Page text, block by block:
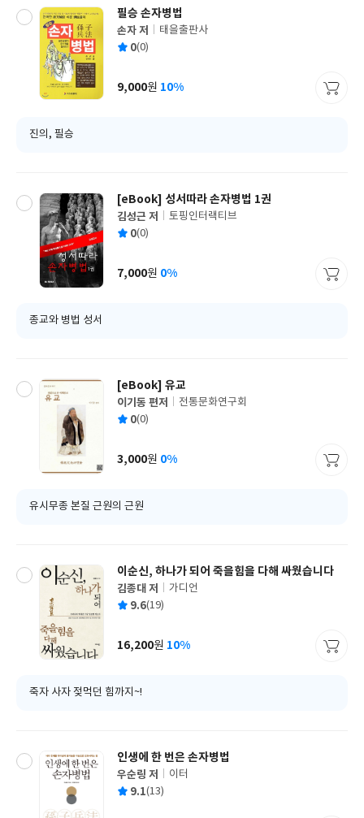
필승 손자병법
글
쓴
손자 저
출
사
태을출판사
평 0(0)
가
9,000원 10%
진의, 필승
[eBook] 성서따라 손자병법 1권
글
쓴
김성근 저
출
사
토핑인터랙티브
평 0(0)
가
7,000원 0%
종교와 병법 성서
[eBook] 유교
글
쓴
이기동 편저
출
사
전통문화연구회
평 0(0)
가
3,000원 0%
유시무종 본질 근원의 근원
이순신, 하나가 되어 죽을힘을 다해 싸웠습니다
글
쓴
김종대 저
출
사
가디언
평 9.6(19)
가
16,200원 10%
죽자 사자 젖먹던 힘까지~!
인생에 한 번은 손자병법
글
쓴
우순링 저
출
이터
평 9.1(13)